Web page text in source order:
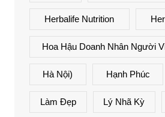
Herbalife Nutrition
Hoa Hậu Doanh Nhân Người
Hà Nội) Hạnh Phúc
Làm Đẹp Lý Nhã Kỳ